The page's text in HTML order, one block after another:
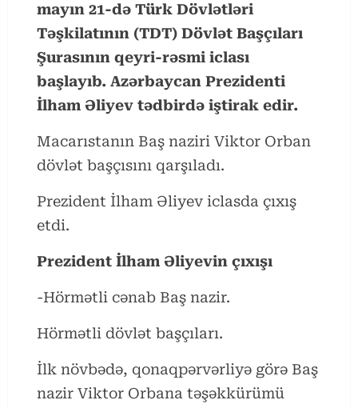
mayın 21-də Türk Dövlətləri
Təşkilatının (TDT) Dövlət Başçıları
Şurasının qeyri-rəsmi iclası
başlayıb. Azərbaycan Prezidenti
İlham Əliyev tədbirdə iştirak edir.
Macarıstanın Baş naziri Viktor Orban
dövlət başçısını qarşıladı.
Prezident İlham Əliyev iclasda çıxış
etdi.
Prezident İlham Əliyevin çıxışı
-Hörmətli cənab Baş nazir.
Hörmətli dövlət başçıları.
İlk növbədə, qonaqpərvərliyə görə Baş
nazir Viktor Orbana təşəkkürümü